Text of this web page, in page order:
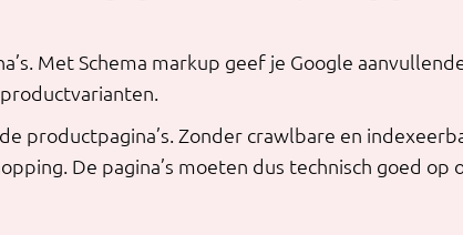
Met Schema markup geef je Google
productpagina’s. Zonder crawlbare en
De pagina’s moeten dus technisch goed op